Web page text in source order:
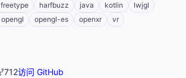
freetype harfbuzz java kotlin
lwjgl
opengl opengl-es openxr
vr
712访问 GitHub